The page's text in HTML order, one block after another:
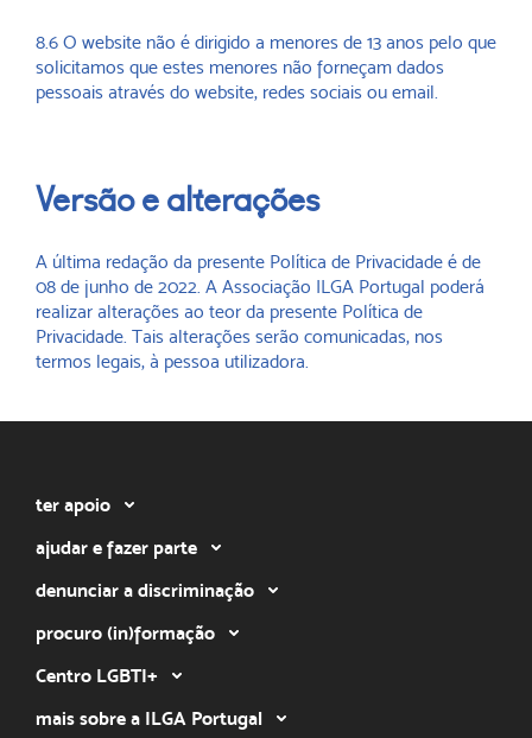
8.6 O website não é dirigido a menores de 13 anos pelo que
solicitamos que estes menores não forneçam dados
pessoais através do website, redes sociais ou email.
Versão e alterações
A última redação da presente Política de Privacidade é de
08 de junho de 2022. A Associação ILGA Portugal poderá
realizar alterações ao teor da presente Política de
Privacidade. Tais alterações serão comunicadas, nos
termos legais, à pessoa utilizadora.
ter apoio
ajudar e fazer parte
denunciar a discriminação
procuro (in)formação
Centro LGBTI+
mais sobre a ILGA Portugal